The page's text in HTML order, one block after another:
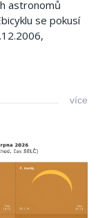
astronomů
se pokusí
více